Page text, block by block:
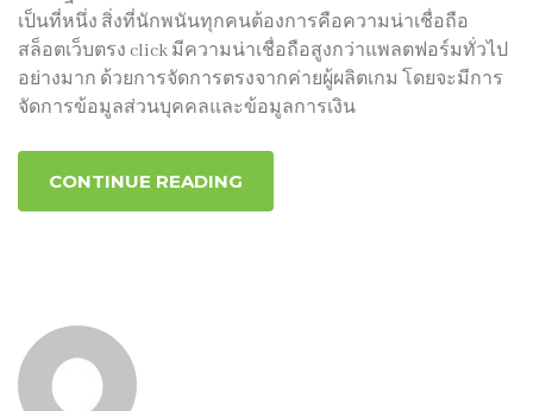
เป็นที่หนึ่ง สิ่งที่นักพนันทุกคนต้องการคือความน่าเชื่อถือ
สล็อตเว็บตรง click มีความน่าเชื่อถือสูงกว่าแพลตฟอร์มทั่วไป
อย่างมาก ด้วยการจัดการตรงจากค่ายผู้ผลิตเกม โดยจะมีการ
จัดการข้อมูลส่วนบุคคลและข้อมูลการเงิน
CONTINUE READING